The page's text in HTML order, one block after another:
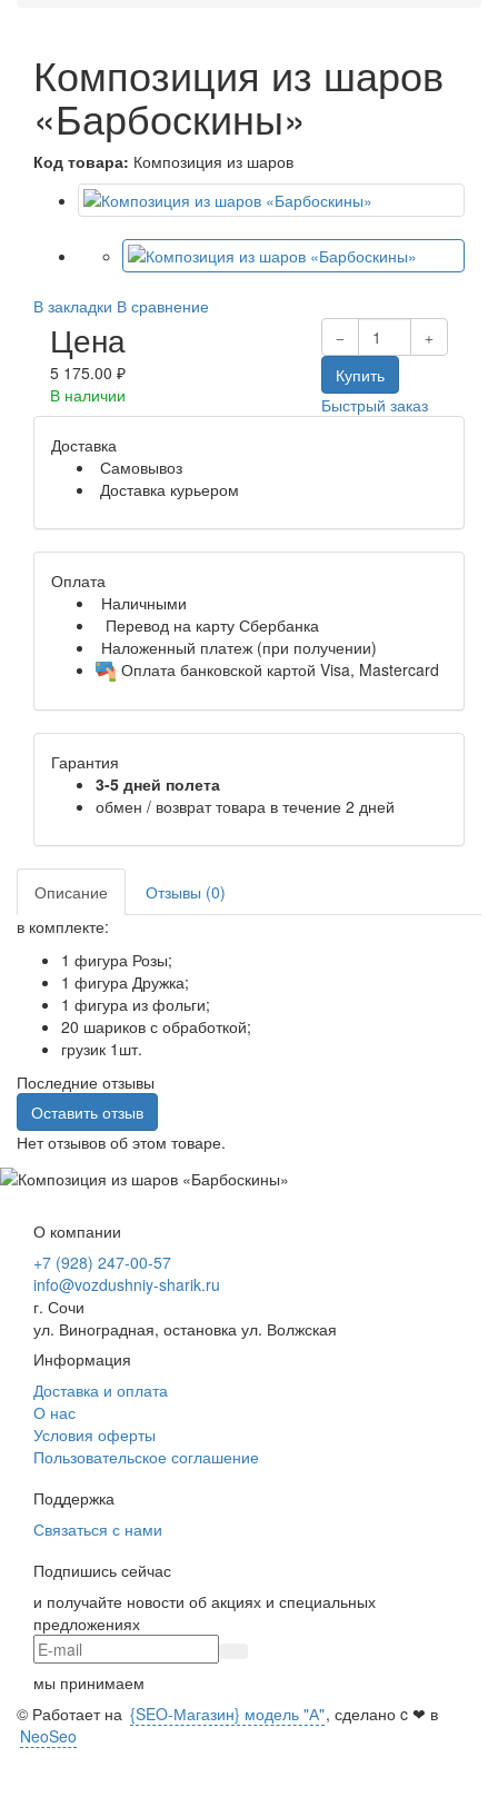
Композиция из шаров
«Барбоскины»
Код товара: Композиция из шаров
В закладки В сравнение
Цена
5 175.00 ₽
В наличии
Купить
Быстрый заказ
Доставка
Самовывоз
Доставка курьером
Оплата
Наличными
Перевод на карту Сбербанка
Наложенный платеж (при получении)
Оплата банковской картой Visa, Mastercard
Гарантия
3-5 дней полета
обмен / возврат товара в течение 2 дней
Описание
Отзывы (0)
в комплекте:
1 фигура Розы;
1 фигура Дружка;
1 фигура из фольги;
20 шариков с обработкой;
грузик 1шт.
Последние отзывы
Оставить отзыв
Нет отзывов об этом товаре.
О компании
+7 (928) 247-00-57
info@vozdushniy-sharik.ru
г. Сочи
ул. Виноградная, остановка ул. Волжская
Информация
Доставка и оплата
О нас
Условия оферты
Пользовательское соглашение
Поддержка
Связаться с нами
Подпишись сейчас
и получайте новости об акциях и специальных
предложениях
мы принимаем
© Работает на {SEO-Магазин} модель "А", сделано c ❤ в
NeoSeo